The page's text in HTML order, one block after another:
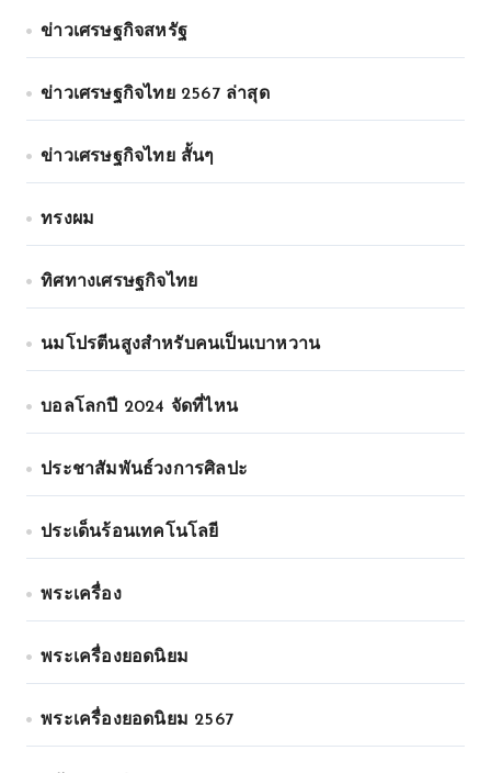
ข่าวเศรษฐกิจสหรัฐ
ข่าวเศรษฐกิจไทย 2567 ล่าสุด
ข่าวเศรษฐกิจไทย สั้นๆ
ทรงผม
ทิศทางเศรษฐกิจไทย
นมโปรตีนสูงสำหรับคนเป็นเบาหวาน
บอลโลกปี 2024 จัดที่ไหน
ประชาสัมพันธ์วงการศิลปะ
ประเด็นร้อนเทคโนโลยี
พระเครื่อง
พระเครื่องยอดนิยม
พระเครื่องยอดนิยม 2567